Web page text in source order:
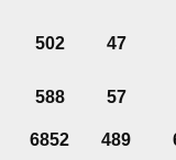
502 47
588 57
6852 489